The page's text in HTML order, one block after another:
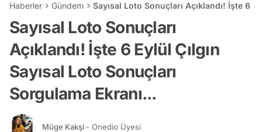
Haberler Gündem Sayısal Loto Sonuçları Açıklandı! İşte 6
Sayısal Loto Sonuçları
Açıklandı! İşte 6 Eylül Çılgın
Sayısal Loto Sonuçları
Sorgulama Ekranı...
Müge Kakşi - Onedio Üyesi